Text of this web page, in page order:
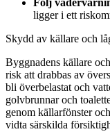
ligger i ett
Skydd av källare och
Byggnadens källare
risk att drabbas av
bli överbelastat och
golvbrunnar och
genom källarfönster
vidta särskilda